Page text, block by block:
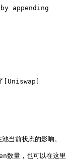
appending
[Uniswap]
当前状态的影响。
数量，也可以在这里